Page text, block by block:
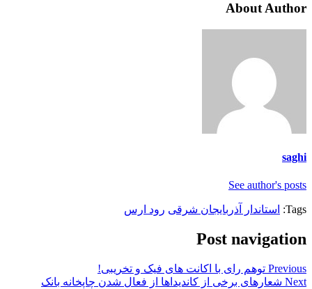
About Author
saghi
See author's posts
Tags: استاندار آذربایجان شرقی رود ارس
Post navigation
Previous توهم رای با اکانت های فیک و تخریبی!
Next شعارهای برخی از کاندیداها از فعال شدن چاپخانه بانک